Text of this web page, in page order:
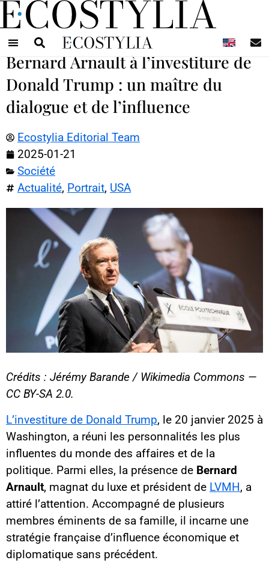
Bernard Arnault à l’investiture de
Donald Trump : un maître du
dialogue et de l’influence
Ecostylia Editorial Team
2025-01-21
Société
Actualité, Portrait, USA
Crédits : Jérémy Barande / Wikimedia Commons —
CC BY-SA 2.0.
L’investiture de Donald Trump, le 20 janvier 2025 à
Washington, a réuni les personnalités les plus
influentes du monde des affaires et de la
politique. Parmi elles, la présence de Bernard
Arnault, magnat du luxe et président de LVMH, a
attiré l’attention. Accompagné de plusieurs
membres éminents de sa famille, il incarne une
stratégie française d’influence économique et
diplomatique sans précédent.